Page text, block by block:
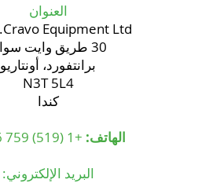
العنوان
Cravo Equipment Ltd. شركة
30 طريق وايت سوان
برانتفورد، أونتاريو
N3T 5L4
كندا
الهاتف: +1 (519) 759 8226
البريد الإلكتروني: